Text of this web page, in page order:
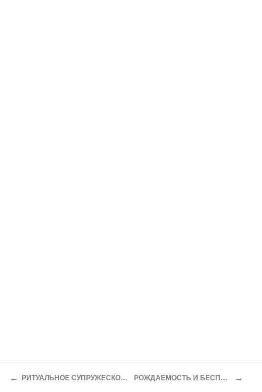
← РИТУАЛЬНОЕ СУПРУЖЕСКОЕ ВОЗДЕРЖАНИЕ РОЖДАЕМОСТЬ И БЕСПЛОДИЕ У ЕВРЕЕВ →